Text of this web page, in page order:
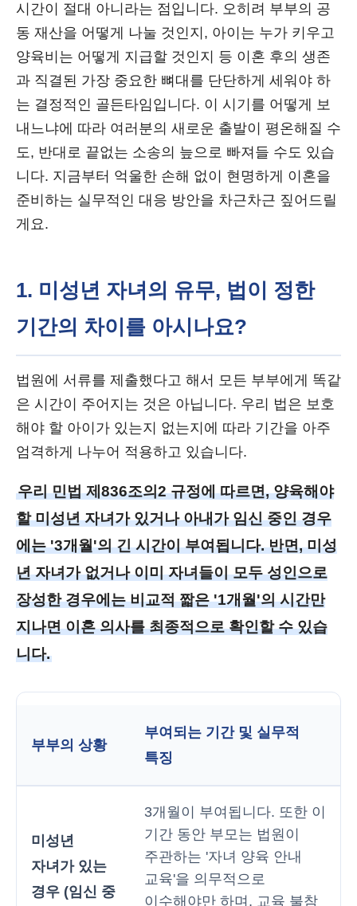
시간이 절대 아니라는 점입니다. 오히려 부부의 공
동 재산을 어떻게 나눌 것인지, 아이는 누가 키우고
양육비는 어떻게 지급할 것인지 등 이혼 후의 생존
과 직결된 가장 중요한 뼈대를 단단하게 세워야 하
는 결정적인 골든타임입니다. 이 시기를 어떻게 보
내느냐에 따라 여러분의 새로운 출발이 평온해질 수
도, 반대로 끝없는 소송의 늪으로 빠져들 수도 있습
니다. 지금부터 억울한 손해 없이 현명하게 이혼을
준비하는 실무적인 대응 방안을 차근차근 짚어드릴
게요.
1. 미성년 자녀의 유무, 법이 정한
기간의 차이를 아시나요?
법원에 서류를 제출했다고 해서 모든 부부에게 똑같
은 시간이 주어지는 것은 아닙니다. 우리 법은 보호
해야 할 아이가 있는지 없는지에 따라 기간을 아주
엄격하게 나누어 적용하고 있습니다.
우리 민법 제836조의2 규정에 따르면, 양육해야
할 미성년 자녀가 있거나 아내가 임신 중인 경우
에는 '3개월'의 긴 시간이 부여됩니다. 반면, 미성
년 자녀가 없거나 이미 자녀들이 모두 성인으로
장성한 경우에는 비교적 짧은 '1개월'의 시간만
지나면 이혼 의사를 최종적으로 확인할 수 있습
니다.
부부의 상황
부여되는 기간 및 실무적
특징
미성년
자녀가 있는
경우 (임신 중
3개월이 부여됩니다. 또한 이
기간 동안 부모는 법원이
주관하는 '자녀 양육 안내
교육'을 의무적으로
이수해야만 하며, 교육 불참